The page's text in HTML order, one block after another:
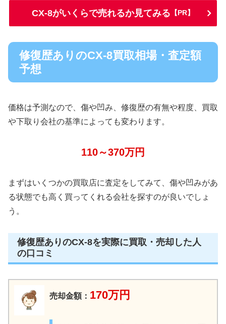
CX-8がいくらで売れるか見てみる 【PR】
修復歴ありのCX-8買取相場・査定額
予想
価格は予測なので、傷や凹み、修復歴の有無や程度、買取
や下取り会社の基準によっても変わります。
110～370万円
まずはいくつかの買取店に査定をしてみて、傷や凹みがあ
る状態でも高く買ってくれる会社を探すのが良いでしょ
う。
修復歴ありのCX-8を実際に買取・売却した人
の口コミ
売却金額： 170万円